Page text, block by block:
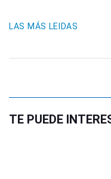
LAS MÁS LEIDAS
TE PUEDE